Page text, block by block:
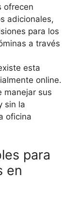
ofrecen
adicionales,
para los
a través
esta
online.
manejar sus
sin la
oficina
para
en